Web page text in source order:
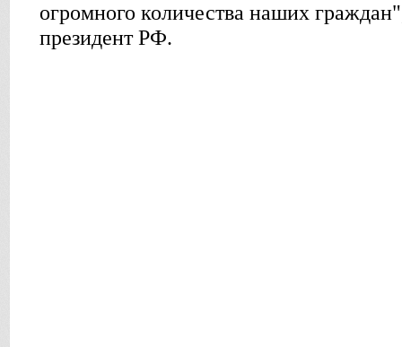
огромного количества наших
президент РФ.